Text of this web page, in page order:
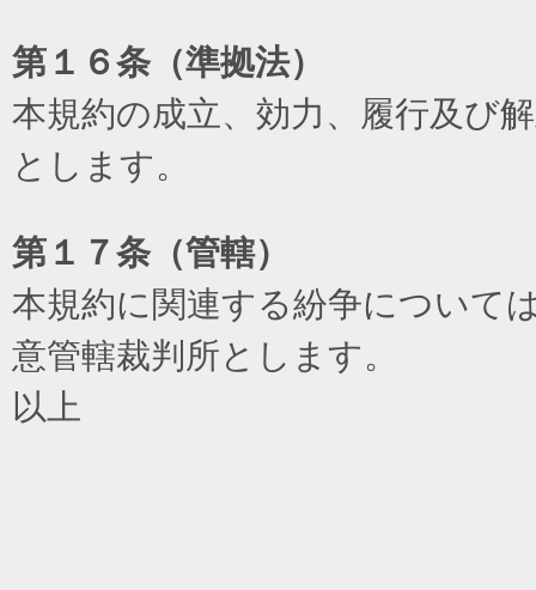
第１６条（準拠法）
本規約の成立、効力、履行及び
とします。
第１７条（管轄）
本規約に関連する紛争について
意管轄裁判所とします。
以上